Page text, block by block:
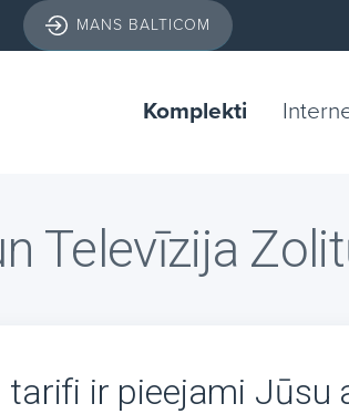
MANS BALTICOM
Komplekti
Televīzija
tarifi ir pieejami Jūsu